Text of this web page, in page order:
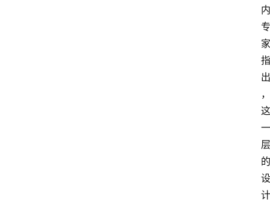
内
专
家
指
出
，
这
一
层
的
设
计